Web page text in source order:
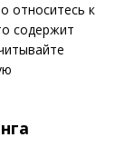
относитесь к
содержит